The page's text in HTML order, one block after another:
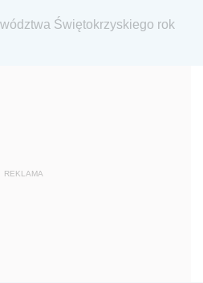
Edukacji Narodowej
Gospodarki Morskiej
Kultury i Dziedzictwa
Świętokrzyskiego rok
REKLAMA